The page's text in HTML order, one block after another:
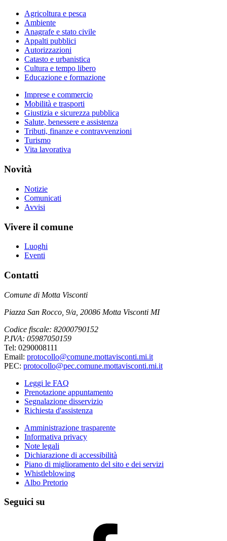
Agricoltura e pesca
Ambiente
Anagrafe e stato civile
Appalti pubblici
Autorizzazioni
Catasto e urbanistica
Cultura e tempo libero
Educazione e formazione
Imprese e commercio
Mobilità e trasporti
Giustizia e sicurezza pubblica
Salute, benessere e assistenza
Tributi, finanze e contravvenzioni
Turismo
Vita lavorativa
Novità
Notizie
Comunicati
Avvisi
Vivere il comune
Luoghi
Eventi
Contatti
Comune di Motta Visconti
Piazza San Rocco, 9/a, 20086 Motta Visconti MI
Codice fiscale: 82000790152
P.IVA: 05987050159
Tel: 0290008111
Email: protocollo@comune.mottavisconti.mi.it
PEC: protocollo@pec.comune.mottavisconti.mi.it
Leggi le FAQ
Prenotazione appuntamento
Segnalazione disservizio
Richiesta d'assistenza
Amministrazione trasparente
Informativa privacy
Note legali
Dichiarazione di accessibilità
Piano di miglioramento del sito e dei servizi
Whistleblowing
Albo Pretorio
Seguici su